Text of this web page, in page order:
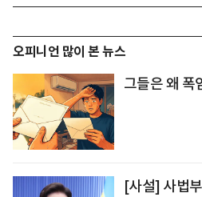
오피니언 많이 본 뉴스
그들은 왜 폭
[사설] 사법